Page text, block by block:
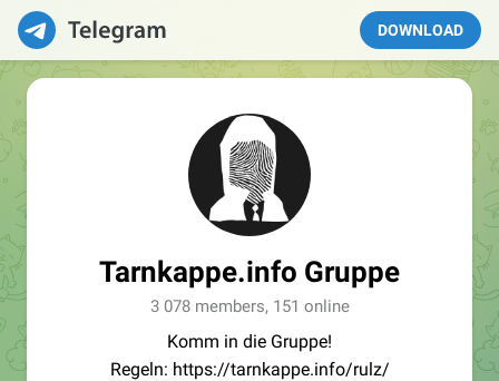
DOWNLOAD
Tarnkappe.info Gruppe
3 078 members, 151 online
Komm in die Gruppe!
Regeln: https://tarnkappe.info/rulz/